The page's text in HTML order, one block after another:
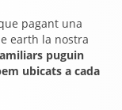
pagant una
earth la nostra
puguin
ubicats a cada